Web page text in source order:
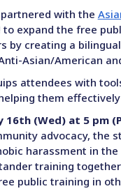
partnered with the
expand the free
by creating a
Asian/American
attendees with
them
16th (Wed) at 5 pm
advocacy, the
harassment in
training
public training in